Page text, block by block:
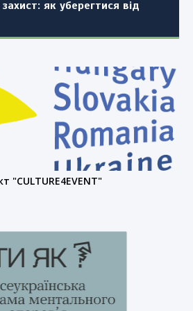
як уберегтися від
"CULTURE4EVENT"